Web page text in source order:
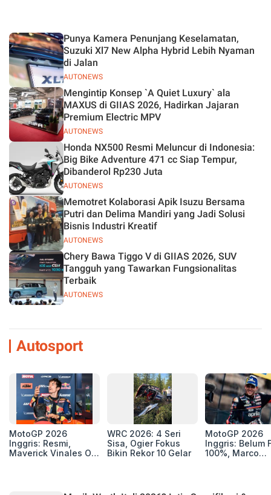
AUTONEWS
Punya Kamera Penunjang Keselamatan,
Suzuki Xl7 New Alpha Hybrid Lebih Nyaman
di Jalan
AUTONEWS
Mengintip Konsep `A Quiet Luxury` ala
MAXUS di GIIAS 2026, Hadirkan Jajaran
Premium Electric MPV
AUTONEWS
Honda NX500 Resmi Meluncur di Indonesia:
Big Bike Adventure 471 cc Siap Tempur,
Dibanderol Rp230 Juta
AUTONEWS
Memotret Kolaborasi Apik Isuzu Bersama
Putri dan Delima Mandiri yang Jadi Solusi
Bisnis Industri Kreatif
AUTONEWS
Chery Bawa Tiggo V di GIIAS 2026, SUV
Tangguh yang Tawarkan Fungsionalitas
Terbaik
Autosport
MotoGP 2026
Inggris: Resmi,
Maverick Vinales Out
Selanjutnya Belum
WRC 2026: 4 Seri
Sisa, Ogier Fokus
Bikin Rekor 10 Gelar
MotoGP 2026
Inggris: Belum
100%, Marco
GP